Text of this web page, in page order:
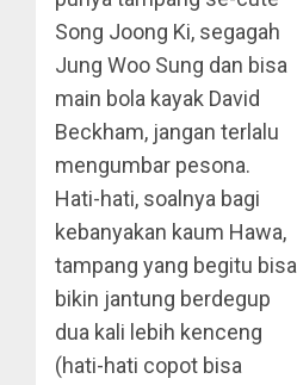
Song Joong Ki, segagah
Jung Woo Sung dan bisa
main bola kayak David
Beckham, jangan terlalu
mengumbar pesona.
Hati-hati, soalnya bagi
kebanyakan kaum Hawa,
tampang yang begitu bisa
bikin jantung berdegup
dua kali lebih kenceng
(hati-hati copot bisa